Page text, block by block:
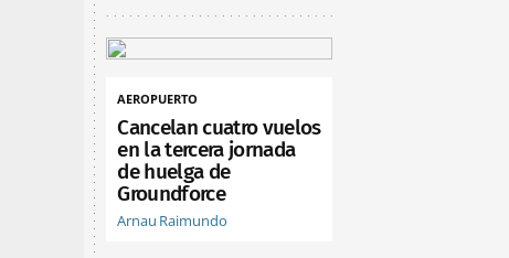
AEROPUERTO
Cancelan cuatro vuelos
en la tercera jornada
de huelga de
Groundforce
Arnau Raimundo